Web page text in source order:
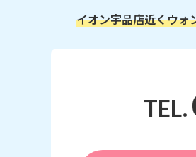
イオン宇品店近くウォ
TEL.